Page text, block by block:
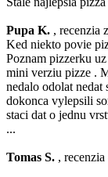
Pupa K. , recenzia
Ked niekto povie
Poznam pizzerku
mini verziu pizze .
nedalo odolat nedat
dokonca vylepsili
staci dat o jednu
...
Tomas S. ,